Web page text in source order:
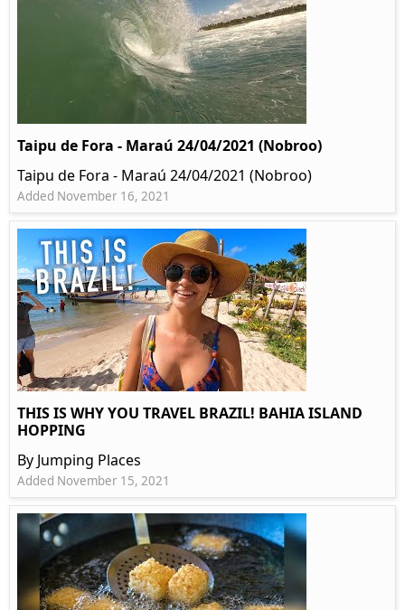
Taipu de Fora - Maraú 24/04/2021 (Nobroo)
Taipu de Fora - Maraú 24/04/2021 (Nobroo)
Added November 16, 2021
THIS IS WHY YOU TRAVEL BRAZIL! BAHIA ISLAND
HOPPING
By Jumping Places
Added November 15, 2021